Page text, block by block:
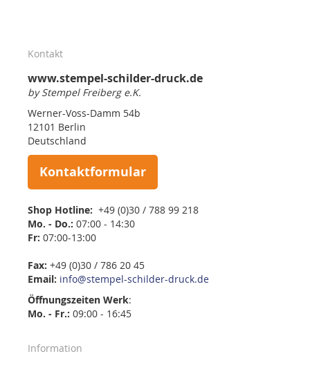
Kontakt
www.stempel-schilder-druck.de
by Stempel Freiberg e.K.
Werner-Voss-Damm 54b
12101 Berlin
Deutschland
Kontaktformular
Shop Hotline: +49 (0)30 / 788 99 218
Mo. - Do.: 07:00 - 14:30
Fr: 07:00-13:00
Fax: +49 (0)30 / 786 20 45
Email: info@stempel-schilder-druck.de
Öffnungszeiten Werk:
Mo. - Fr.: 09:00 - 16:45
Information